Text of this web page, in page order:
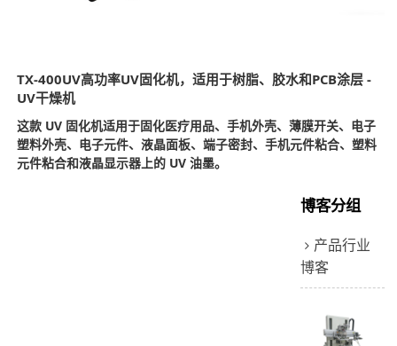
TX-400UV高功率UV固化机，适用于树脂、胶水和PCB涂层 -
UV干燥机
这款 UV 固化机适用于固化医疗用品、手机外壳、薄膜开关、电子
塑料外壳、电子元件、液晶面板、端子密封、手机元件粘合、塑料
元件粘合和液晶显示器上的 UV 油墨。
博客分组
产品行业
博客